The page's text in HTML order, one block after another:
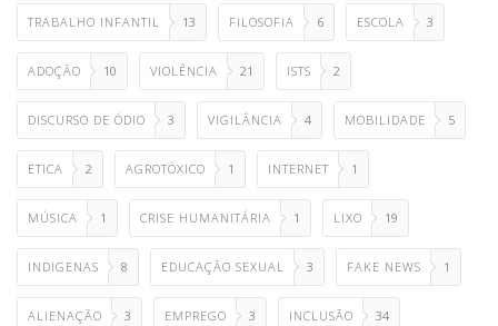
TRABALHO INFANTIL 13 FILOSOFIA 6 ESCOLA 3
ADOÇÃO 10 VIOLÊNCIA 21 ISTS 2
DISCURSO DE ÓDIO 3 VIGILÂNCIA 4 MOBILIDADE 5
ETICA 2 AGROTÓXICO 1 INTERNET 1
MÚSICA 1 CRISE HUMANITÁRIA 1 LIXO 19
INDIGENAS 8 EDUCAÇÃO SEXUAL 3 FAKE NEWS 1
ALIENAÇÃO 3 EMPREGO 3 INCLUSÃO 34